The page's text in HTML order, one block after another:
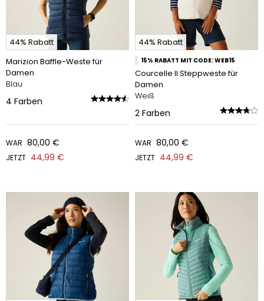
44% Rabatt
Marizion Baffle-Weste für
Damen
Blau
4 Farben
WAR 80,00 €
JETZT 44,99 €
44% Rabatt
15% RABATT MIT CODE: WEB15
Courcelle II Steppweste für
Damen
Weiß
2 Farben
WAR 80,00 €
JETZT 44,99 €